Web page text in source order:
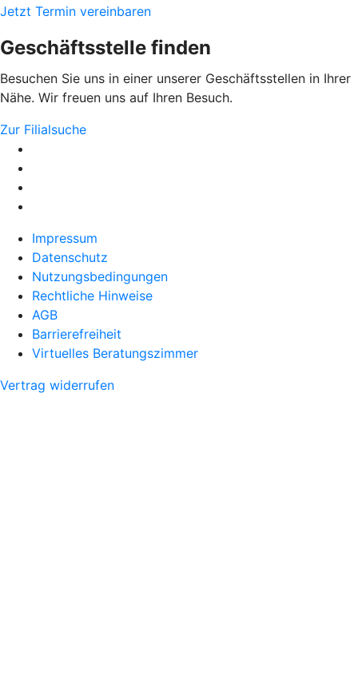
Jetzt Termin vereinbaren
Geschäftsstelle finden
Besuchen Sie uns in einer unserer Geschäftsstellen in Ihrer
Nähe. Wir freuen uns auf Ihren Besuch.
Zur Filialsuche
Impressum
Datenschutz
Nutzungsbedingungen
Rechtliche Hinweise
AGB
Barrierefreiheit
Virtuelles Beratungszimmer
Vertrag widerrufen